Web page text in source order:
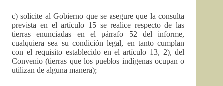
c) solicite al Gobierno que se asegure que la consulta
prevista en el artículo 15 se realice respecto de las
tierras enunciadas en el párrafo 52 del informe,
cualquiera sea su condición legal, en tanto cumplan
con el requisito establecido en el artículo 13, 2), del
Convenio (tierras que los pueblos indígenas ocupan o
utilizan de alguna manera);